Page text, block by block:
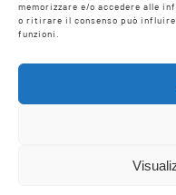
memorizzare e/o accedere alle
o ritirare il consenso può
funzioni.